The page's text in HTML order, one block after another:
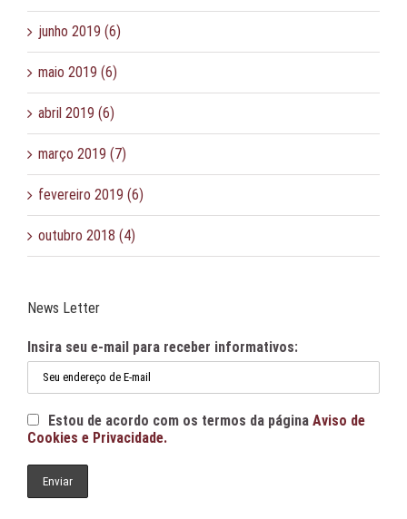
junho 2019 (6)
maio 2019 (6)
abril 2019 (6)
março 2019 (7)
fevereiro 2019 (6)
outubro 2018 (4)
News Letter
Insira seu e-mail para receber informativos:
Estou de acordo com os termos da página Aviso de
Cookies e Privacidade.